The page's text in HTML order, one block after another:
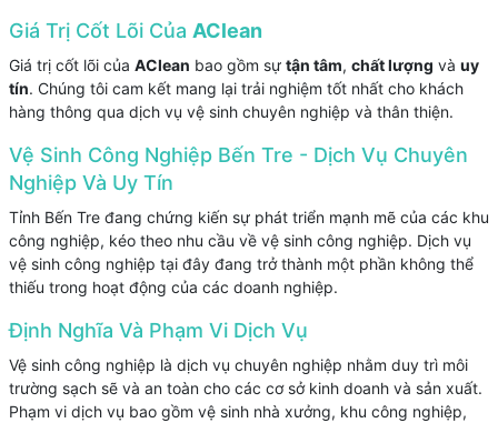
Giá Trị Cốt Lõi Của AClean
Giá trị cốt lõi của AClean bao gồm sự tận tâm, chất lượng và uy
tín. Chúng tôi cam kết mang lại trải nghiệm tốt nhất cho khách
hàng thông qua dịch vụ vệ sinh chuyên nghiệp và thân thiện.
Vệ Sinh Công Nghiệp Bến Tre - Dịch Vụ Chuyên
Nghiệp Và Uy Tín
Tỉnh Bến Tre đang chứng kiến sự phát triển mạnh mẽ của các khu
công nghiệp, kéo theo nhu cầu về vệ sinh công nghiệp. Dịch vụ
vệ sinh công nghiệp tại đây đang trở thành một phần không thể
thiếu trong hoạt động của các doanh nghiệp.
Định Nghĩa Và Phạm Vi Dịch Vụ
Vệ sinh công nghiệp là dịch vụ chuyên nghiệp nhằm duy trì môi
trường sạch sẽ và an toàn cho các cơ sở kinh doanh và sản xuất.
Phạm vi dịch vụ bao gồm vệ sinh nhà xưởng, khu công nghiệp,